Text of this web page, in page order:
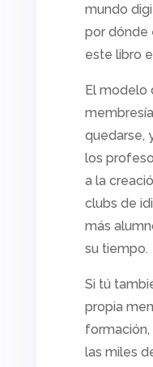
mundo
por dónde
este libro
El modelo
quedarse,
los
a la
clubs de
más
su tiempo.
Si tú
propia
las miles